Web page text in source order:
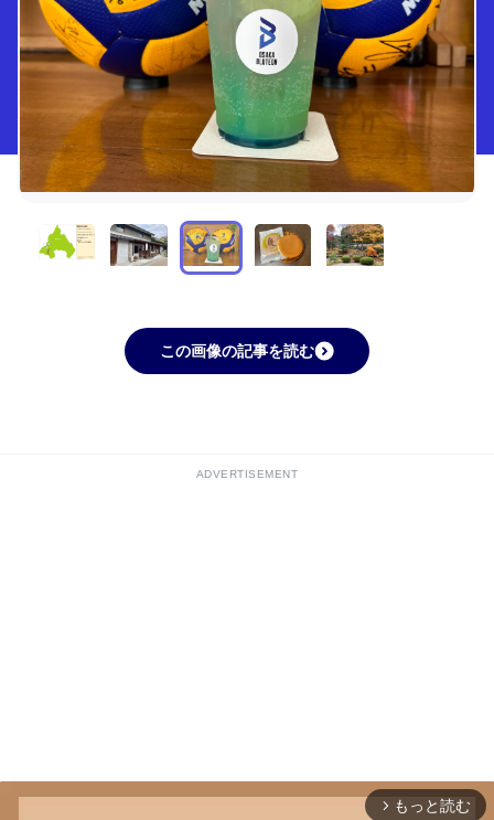
この画像の記事を読む
ADVERTISEMENT
arrow_forward_ios もっと読む